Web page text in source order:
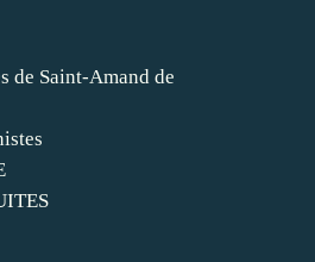
de Saint-Amand de